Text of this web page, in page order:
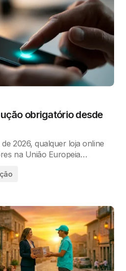
obrigatório desde
2026, qualquer loja online
na União Europeia…